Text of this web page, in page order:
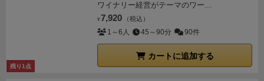
残り1点
ワイナリー経営がテーマのワー...
¥ 7,920 （税込）
1～6人 45～90分 90件
カートに追加する